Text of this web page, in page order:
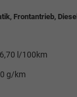
Frontantrieb, Diesel
6,70 l/100km
g/km